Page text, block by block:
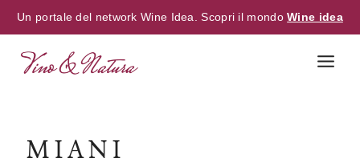
Un portale del network Wine Idea. Scopri il mondoWine idea
MIANI